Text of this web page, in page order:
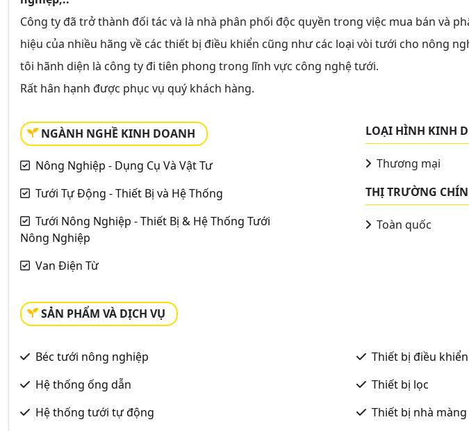
Công ty đã trở thành đối tác và là nhà phân phối độc quyền trong việc mua bán và
hiệu của nhiều hãng về các thiết bị điều khiển cũng như các loại vòi tưới cho nông
tôi hãnh diện là công ty đi tiên phong trong lĩnh vực công nghệ tưới.
Rất hân hạnh được phục vụ quý khách hàng.
NGÀNH NGHỀ KINH DOANH
Nông Nghiệp - Dụng Cụ Và Vật Tư
Tưới Tự Động - Thiết Bị và Hệ Thống
Tưới Nông Nghiệp - Thiết Bị & Hệ Thống Tưới
Nông Nghiệp
Van Điện Từ
LOẠI HÌNH KINH
Thương mại
THỊ TRƯỜNG
Toàn quốc
SẢN PHẨM VÀ DỊCH VỤ
Béc tưới nông nghiệp
Hệ thống ống dẫn
Hệ thống tưới tự động
Thiết bị điều
Thiết bị lọc
Thiết bị nhà màng